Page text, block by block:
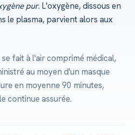
pur. L'oxygène, dissous en
le plasma, parvient alors aux
fait à l'air comprimé médical,
au moyen d'un masque
en moyenne 90 minutes,
continue assurée.